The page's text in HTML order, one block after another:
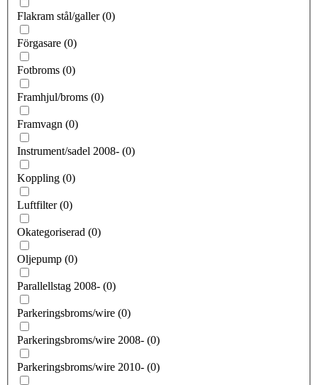
Flakram stål/galler (0)
Förgasare (0)
Fotbroms (0)
Framhjul/broms (0)
Framvagn (0)
Instrument/sadel 2008- (0)
Koppling (0)
Luftfilter (0)
Okategoriserad (0)
Oljepump (0)
Parallellstag 2008- (0)
Parkeringsbroms/wire (0)
Parkeringsbroms/wire 2008- (0)
Parkeringsbroms/wire 2010- (0)